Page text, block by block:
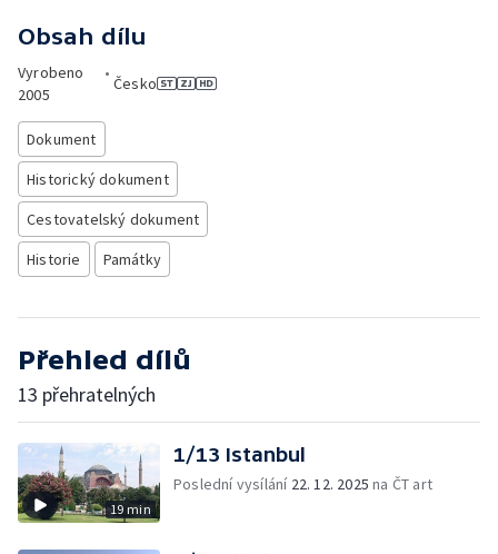
Obsah dílu
Vyrobeno
2005
•
Česko
Dokument
Historický dokument
Cestovatelský dokument
Historie
Památky
Přehled dílů
13 přehratelných
19 min
1/13 Istanbul
Poslední vysílání 22. 12. 2025 na ČT art